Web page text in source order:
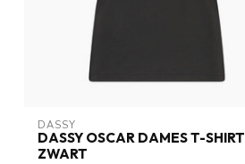
DASSY
DASSY OSCAR DAMES T-SHIRT
ZWART